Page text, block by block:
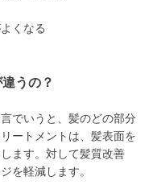
くなる
うの？
でいうと、髪のどの部分
ートメントは、髪表面を
ます。対して髪質改善
を軽減します。